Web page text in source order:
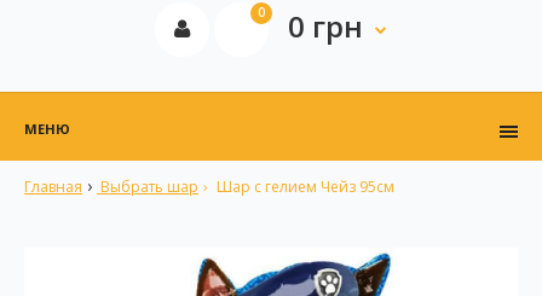
0 0 грн
МЕНЮ
Главная Выбрать шар Шар с гелием Чейз 95см